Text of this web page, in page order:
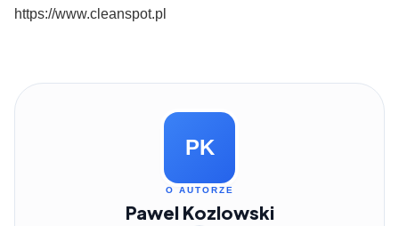
https://www.cleanspot.pl
PK
O AUTORZE
Pawel Kozlowski